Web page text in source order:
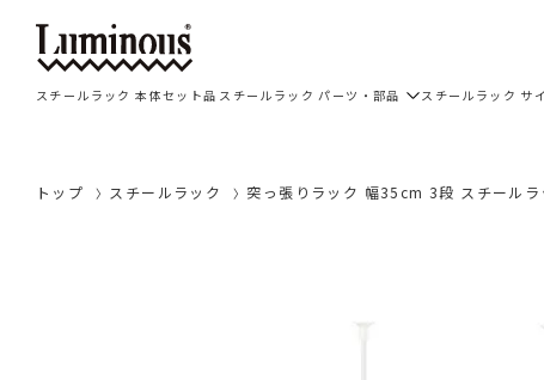
スチールラック 本体セット品 スチールラック パーツ・部品 スチールラック サ
トップ スチールラック 突っ張りラック 幅35cm 3段 スチー